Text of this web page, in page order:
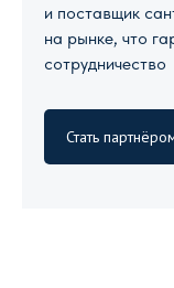
и поставщик
на рынке, что
сотрудничество
Стать